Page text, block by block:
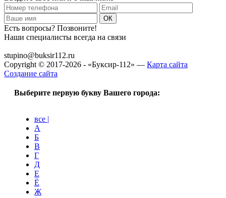
Есть вопросы? Позвоните!
Наши специалисты всегда на связи
stupino@buksir112.ru
Copyright © 2017-2026 - «Буксир-112» — Карта сайта
Создание сайта
Выберите первую букву Вашего города:
все |
А
Б
В
Г
Д
Е
Ё
Ж